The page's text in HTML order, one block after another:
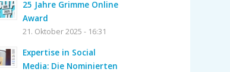
25 Jahre Grimme Online
Award
21. Oktober 2025 - 16:31
Expertise in Social
Media: Die Nominierten